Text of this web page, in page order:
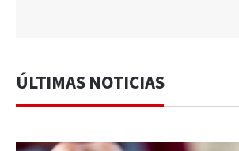
ÚLTIMAS NOTICIAS